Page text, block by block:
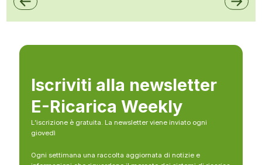
Iscriviti alla newsletter
E-Ricarica Weekly
L’iscrizione è gratuita. La newsletter viene inviato ogni
giovedì
Ogni settimana una raccolta aggiornata di notizie e